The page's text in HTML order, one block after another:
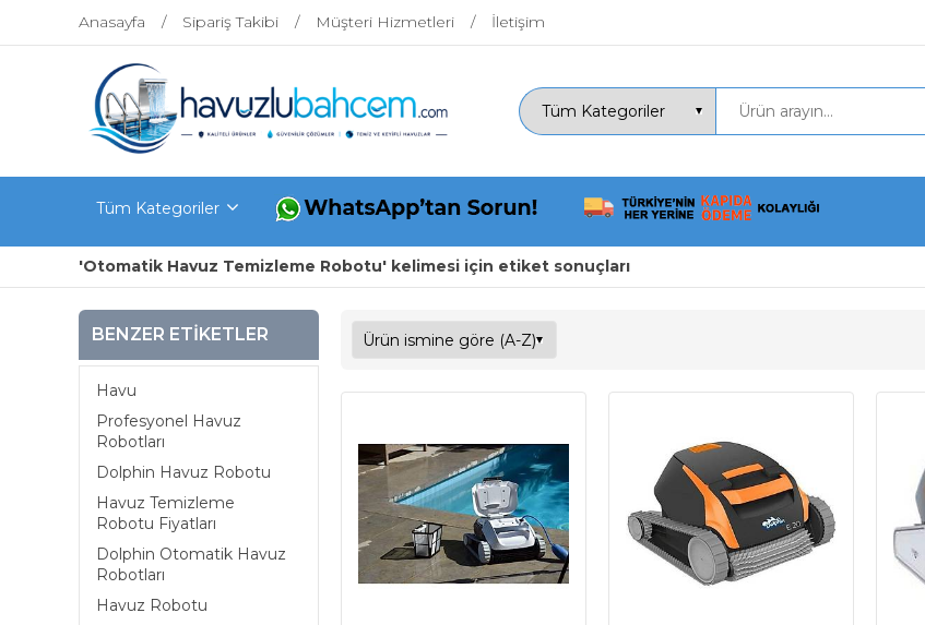
Anasayfa Sipariş Takibi Müşteri Hizmetleri İletişim
Tüm Kategoriler
'Otomatik Havuz Temizleme Robotu' kelimesi için etiket sonuçları
BENZER ETIKETLER
Havu
Profesyonel Havuz
Robotları
Dolphin Havuz Robotu
Havuz Temizleme
Robotu Fiyatları
Dolphin Otomatik Havuz
Robotları
Havuz Robotu